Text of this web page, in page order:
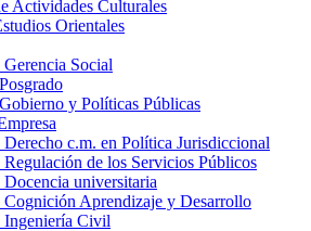
Actividades Culturales
Orientales
Social
y Políticas Públicas
Derecho c.m. en Política Jurisdiccional
Regulación de los Servicios Públicos
Docencia universitaria
Cognición Aprendizaje y Desarrollo
Ingeniería Civil